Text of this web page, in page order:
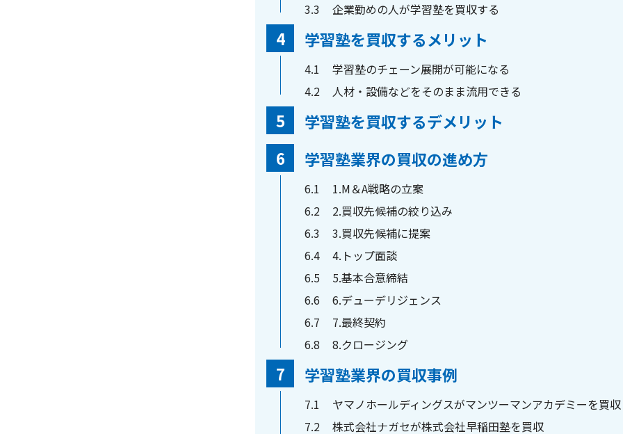
3.3
企業勤めの人が学習塾を買収する
4 学習塾を買収するメリット
4.1
学習塾のチェーン展開が可能になる
4.2
人材・設備などをそのまま流用できる
5
学習塾を買収するデメリット
6
学習塾業界の買収の進め方
6.1
1.M＆A戦略の立案
6.2
2.買収先候補の絞り込み
6.3
3.買収先候補に提案
6.4
4.トップ面談
6.5
5.基本合意締結
6.6
6.デューデリジェンス
6.7
7.最終契約
6.8
8.クロージング
7 学習塾業界の買収事例
7.1
ヤマノホールディングスがマンツーマンアカデミーを買収
7.2
株式会社ナガセが株式会社早稲田塾を買収